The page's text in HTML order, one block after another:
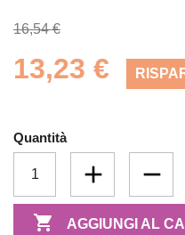
16,54 €
13,23 €
Quantità
 AGGIUNGI AL